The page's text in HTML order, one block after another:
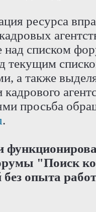
ресурса
над списком
текущим
а также
кадрового
просьба
.
"Поиск
опыта